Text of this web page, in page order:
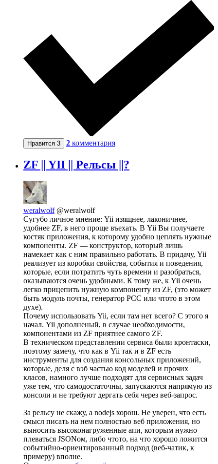
Нравится 3 2 комментария
ZF || YII || Рельсы ||?
weralwolf @weralwolf
Сугубо личное мнение: Yii изящнее, лаконичнее,
удобнее ZF, в него проще въехать. В Yii Вы получаете
костяк приложения, к которому удобно цеплять нужные
компоненты. ZF — конструктор, который лишь
намекает как с ним правильно работать. В придачу, Yii
реализует из коробки свойства, события и поведения,
которые, если потратить чуть времени и разобраться,
оказываются очень удобными. К тому же, к Yii очень
легко прицепить нужную компоненту из ZF, (это может
быть модуль почты, генератор РСС или чтото в этом
духе).
Почему использовать Yii, если там нет всего? С этого я
начал. Yii дополненый, в случае необходимости,
компонентами из ZF приятнее самого ZF.
В техническом представлении сервиса были кронтаски,
поэтому замечу, что как в Yii так и в ZF есть
инструменты для создания консольных приложений,
которые, деля с вэб частью код моделей и прочих
класов, намного лучше подходят для сервисных задач
уже тем, что самодостаточны, запускаются напрямую из
консоли и не требуют дергать себя через веб-запрос.
За рельсу не скажу, а nodejs хорош. Не уверен, что есть
смысл писать на нем полностью веб приложения, но
выносить высоконагруженные апи, которым нужно
плеваться JSONом, либо чтото, на что хорошо ложится
событийно-ориентированный подход (веб-чатик, к
примеру) вполне.